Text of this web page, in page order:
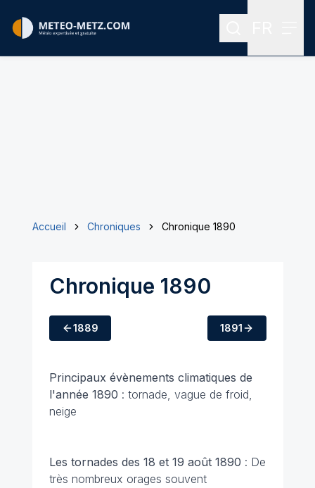
Rechercher
Accueil Chroniques Chronique 1890
Chronique 1890
1889 1891
Principaux évènements climatiques de
l'année 1890 : tornade, vague de froid,
neige
Les tornades des 18 et 19 août 1890 : De
très nombreux orages souvent